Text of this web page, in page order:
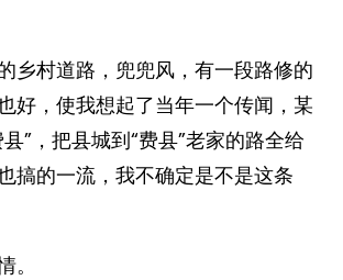
乡村道路，兜兜风，有一段路修的
好，使我想起了当年一个传闻，某
”，把县城到“费县”老家的路全给
搞的一流，我不确定是不是这条
。